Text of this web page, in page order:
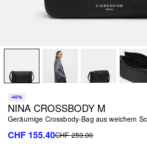
-40%
NINA CROSSBODY M
Geräumige Crossbody-Bag aus weichem
CHF 155.40CHF 259.00